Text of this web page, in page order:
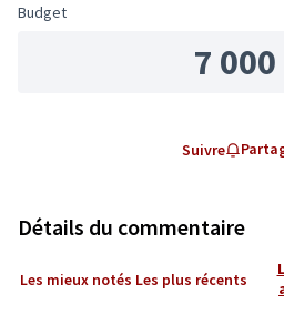
Budget
7 000
Suivre
Détails du commentaire
Les mieux notés Les plus récents